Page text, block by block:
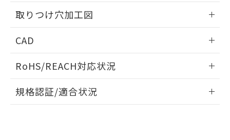
取りつけ穴加工図
CAD
ドすることができます。
ログイン/会員登録
RoHS/REACH対応状況
EU RoHS 注意事項・凡例
規格認証/適合状況